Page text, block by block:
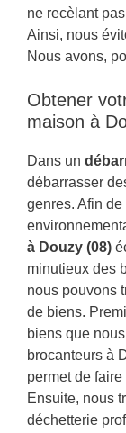
ne recèlant
Ainsi, nous
Nous avons,
Obtener
maison à
Dans un
débarrasser
genres. Afin
à Douzy (08)
minutieux des
nous pouvons
de biens.
biens que
brocanteurs à
permet de
Ensuite, nous
déchetterie